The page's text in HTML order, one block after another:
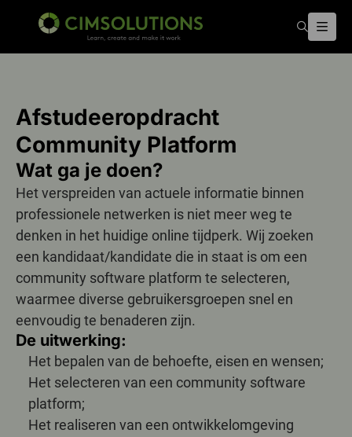
Zoeken
Afstudeeropdracht
Community Platform
Wat ga je doen?
Het verspreiden van actuele informatie binnen
professionele netwerken is niet meer weg te
denken in het huidige online tijdperk. Wij zoeken
een kandidaat/kandidate die in staat is om een
community software platform te selecteren,
waarmee diverse gebruikersgroepen snel en
eenvoudig te benaderen zijn.
De uitwerking:
Het bepalen van de behoefte, eisen en wensen;
Het selecteren van een community software
platform;
Het realiseren van een ontwikkelomgeving